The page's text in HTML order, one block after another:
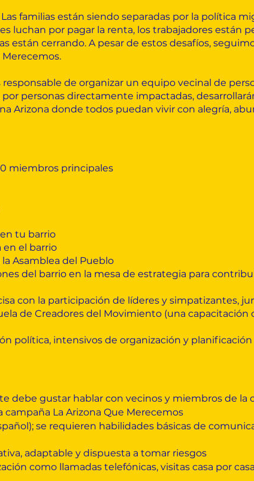
familias están siendo separadas por la política
luchan por pagar la renta, los trabajadores están
están cerrando. A pesar de estos desafíos,
Merecemos.
responsable de organizar un equipo vecinal de
personas directamente impactadas,
Arizona donde todos puedan vivir con alegría,
miembros principales
tu barrio
en el barrio
Asamblea del Pueblo
del barrio en la mesa de estrategia para
con la participación de líderes y simpatizantes,
de Creadores del Movimiento (una capacitación
política, intensivos de organización y
debe gustar hablar con vecinos y miembros de la
La Arizona Que Merecemos
se requieren habilidades básicas de
adaptable y dispuesta a tomar riesgos
como llamadas telefónicas, visitas casa por